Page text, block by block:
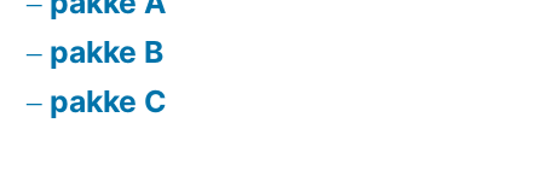
pakke B
pakke C